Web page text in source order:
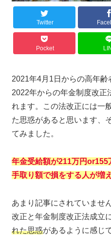
Twitter
Pocket
2021年4月1日からの高年齢
2022年からの年金制度改正
れます。この法改正には一
た思惑があると思います、
てみました。
年金受給額が211万円
手取り額で損をする人が増
あまり記事にされていませ
改正と年金制度改正法成立
れた思惑があるように感じ